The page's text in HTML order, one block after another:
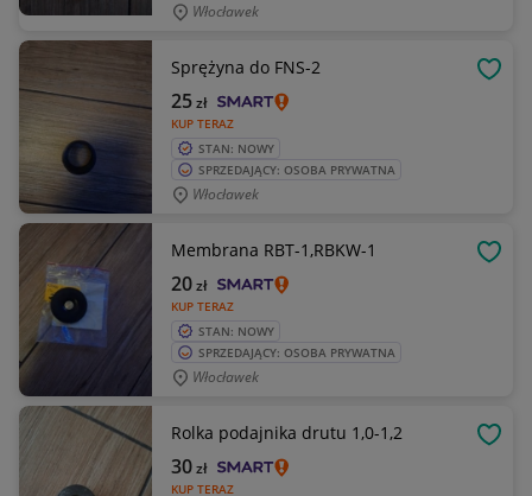
Włocławek
Sprężyna do FNS-2
KUP TERAZ
25zł
STAN: NOWY
SPRZEDAJĄCY: OSOBA PRYWATNA
Włocławek
Membrana RBT-1,RBKW-1
KUP TERAZ
20zł
STAN: NOWY
SPRZEDAJĄCY: OSOBA PRYWATNA
Włocławek
Rolka podajnika drutu 1,0-1,2
KUP TERAZ
30zł